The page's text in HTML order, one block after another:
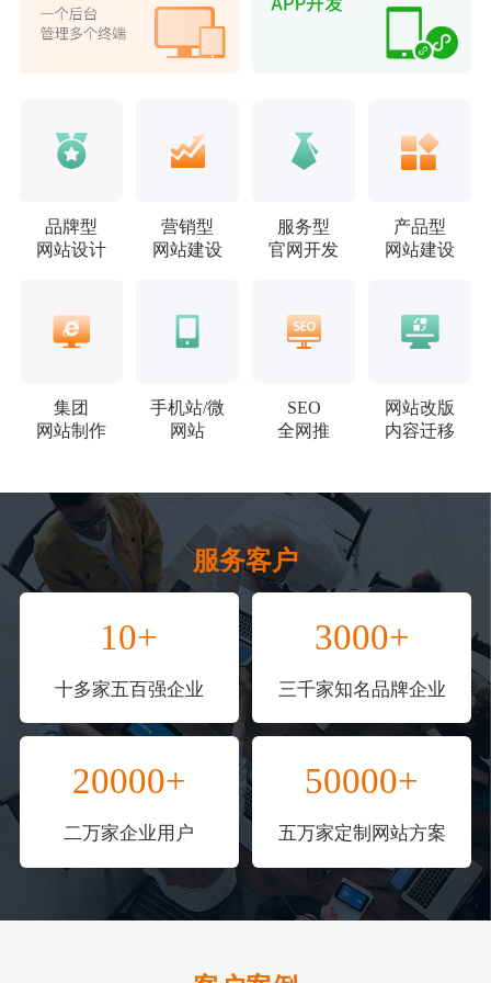
品牌型
网站设计
营销型
网站建设
服务型
官网开发
产品型
网站建设
集团
网站制作
手机站/微
网站
SEO
全网推
网站改版
内容迁移
服务客户
10+
十多家五百强企业
3000+
三千家知名品牌企业
20000+
二万家企业用户
50000+
五万家定制网站方案